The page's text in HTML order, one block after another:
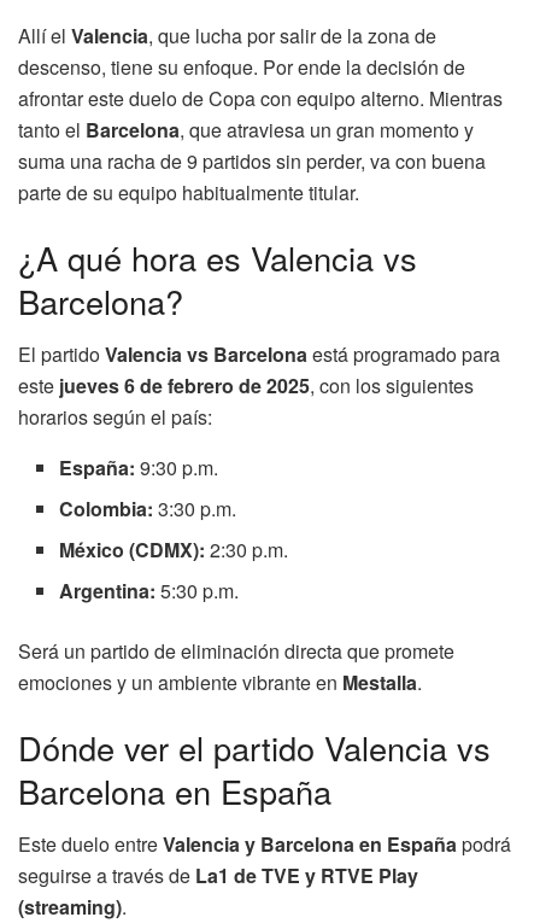
Allí el Valencia, que lucha por salir de la zona de
descenso, tiene su enfoque. Por ende la decisión de
afrontar este duelo de Copa con equipo alterno. Mientras
tanto el Barcelona, que atraviesa un gran momento y
suma una racha de 9 partidos sin perder, va con buena
parte de su equipo habitualmente titular.
¿A qué hora es Valencia vs
Barcelona?
El partidoValencia vs Barcelonaestá programado para
este jueves 6 de febrero de 2025, con los siguientes
horarios según el país:
España: 9:30 p.m.
Colombia: 3:30 p.m.
México (CDMX): 2:30 p.m.
Argentina: 5:30 p.m.
Será un partido de eliminación directa que promete
emociones y un ambiente vibrante en Mestalla.
Dónde ver el partido Valencia vs
Barcelona en España
Este duelo entreValencia y Barcelonaen Españapodrá
seguirse a través de La1 de TVE y RTVE Play
(streaming).